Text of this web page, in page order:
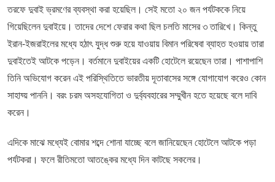
তরফে দুবাই ভ্রমণের ব্যবস্থা করা হয়েছিল। সেই মতো ২০ জন পর্যটককে নিয়ে
গিয়েছিলেন দুবাইয়ে। তাদের দেশে ফেরার কথা ছিল চলতি মাসের ৩ তারিখে। কিন্তু
ইরান-ইজরাইলের মধ্যে হঠাৎ যুদ্ধ শুরু হয়ে যাওয়ায় বিমান পরিষেবা ব্যাহত হওয়ায় তারা
দুবাইতেই আটকে পড়েন। বর্তমানে দুবাইয়ের একটি হোটেলে রয়েছেন তারা। পাশাপাশি
তিনি অভিযোগ করেন এই পরিস্থিতিতে ভারতীয় দূতাবাসের সঙ্গে যোগাযোগ করেও কোন
সাহায্য় পাননি। বরং চরম অসহযোগিতা ও দুর্ব্যবহারের সম্মুখীন হতে হয়েছে বলে দাবি
করেন।
এদিকে মাঝে মধ্যেই বোমার শব্দে শোনা যাচ্ছে বলে জানিয়েছেন হোটেলে আটকে পড়া
পর্যটকরা। ফলে রীতিমতো আতঙ্কের মধ্যে দিন কাটছে সকলের।